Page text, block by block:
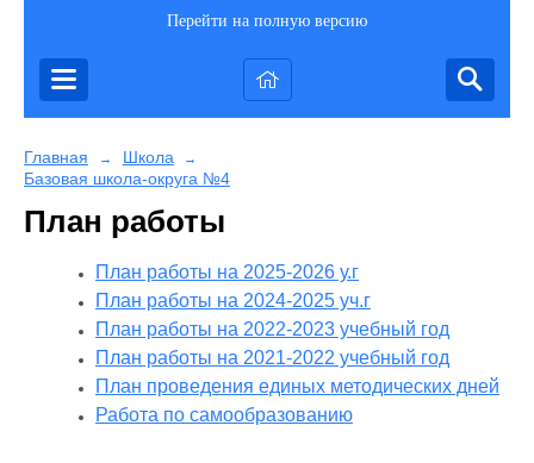
Перейти на полную версию
Главная → Школа →
Базовая школа-округа №4
План работы
План работы на 2025-2026 у.г
План работы на 2024-2025 уч.г
План работы на 2022-2023 учебный год
План работы на 2021-2022 учебный год
План проведения единых методических дней
Работа по самообразованию